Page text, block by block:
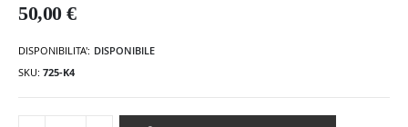
50,00 €
DISPONIBILITA': DISPONIBILE
SKU 725-K4